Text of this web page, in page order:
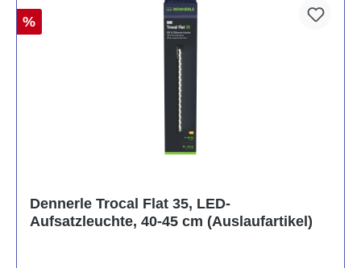
%
Dennerle Trocal Flat 35, LED-
Aufsatzleuchte, 40-45 cm (Auslaufartikel)